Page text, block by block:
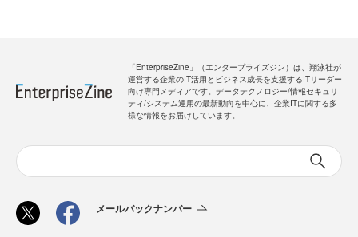
「EnterpriseZine」（エンタープライズジン）は、翔泳社が
運営する企業のIT活用とビジネス成長を支援するITリーダー
向け専門メディアです。データテクノロジー/情報セキュリ
ティ/システム運用の最新動向を中心に、企業ITに関する多
様な情報をお届けしています。
メールバックナンバー